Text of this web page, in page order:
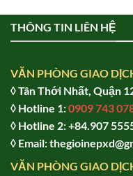
THÔNG TIN LIÊN HỆ
VĂN PHÒNG GIAO
◊ Tân Thới Nhất, Quận
◊ Hotline 1:0909 743
◊ Hotline 2: +84.907
◊ Email:
VĂN PHÒNG GIAO